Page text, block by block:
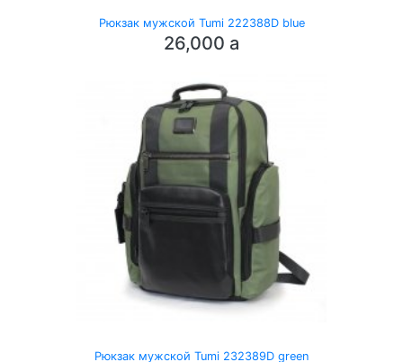
Рюкзак мужской Tumi 222388D blue
26,000 a
Рюкзак мужской Tumi 232389D green